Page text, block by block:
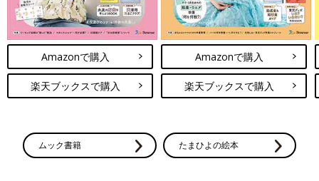
Amazonで購入
楽天ブックスで購入
Amazonで購入
楽天ブックスで購入
ムック書籍 たまひよの絵本